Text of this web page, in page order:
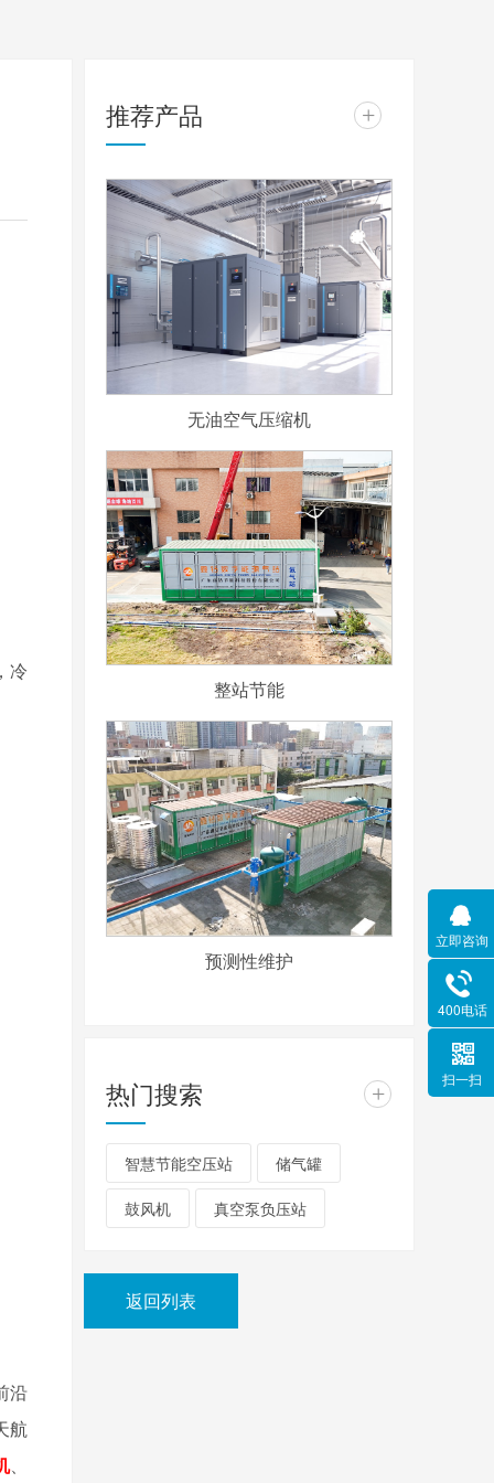
冷
沿
航
、
推荐产品 +
无油空气压缩机
整站节能
预测性维护
热门搜索 +
智慧节能空压站 储气罐
鼓风机 真空泵负压站
返回列表
立即咨询
400电话
扫一扫